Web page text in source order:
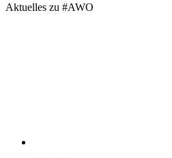
Aktuelles zu #AWO